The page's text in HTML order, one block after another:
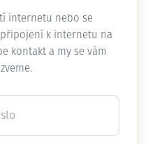
internetu nebo se
k internetu na
kontakt a my se vám